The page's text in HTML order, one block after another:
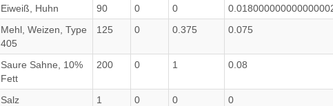
Eiweiß, Huhn
90 0 0
Mehl, Weizen, Type
405
125 0 0.375 0.075
Saure Sahne, 10%
Fett
200 0 1 0.08
Salz 1 0 0 0